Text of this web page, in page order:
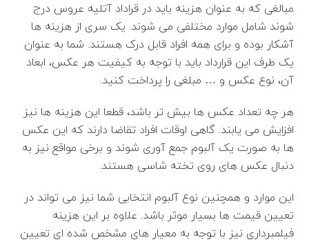
مبالغی که به عنوان هزینه باید در قراداد آتلیه عروس درج
شوند شامل موارد مختلفی می شوند. یک سری از هزینه ها
آشکار بوده و برای همه افراد قابل درک هستند. شما به عنوان
یک طرف این قرارداد باید با توجه به کیفیت هر عکس، ابعاد
آن، نوع عکس و … مبلغی را پرداخت کنید.
هر چه تعداد عکس ها بیش تر باشد، قطعا این هزینه ها نیز
افزایش می یابند. گاهی اوقات افراد تقاضا دارند که این عکس
ها به صورت یک آلبوم جمع آوری شوند و برخی مواقع نیز به
دنبال عکس های روی تخته شاسی هستند.
این موارد و همچنین نوع آلبوم انتخابی شما نیز می تواند در
تعیین قیمت ها بسیار موثر باشد. علاوه بر این هزینه
فیلمبرداری نیز با توجه به معیار های مشخص شده ای تعیین